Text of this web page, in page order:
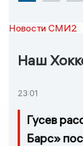
Новости СМИ2
Наш
23:01
Гусев
Барс»